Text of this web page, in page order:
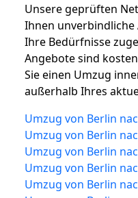
Unsere geprüften
Ihnen unverbindliche
Ihre Bedürfnisse
Angebote sind
Sie einen Umzug
außerhalb Ihres
Umzug von Berlin
Umzug von Berlin
Umzug von Berlin
Umzug von Berlin
Umzug von Berlin